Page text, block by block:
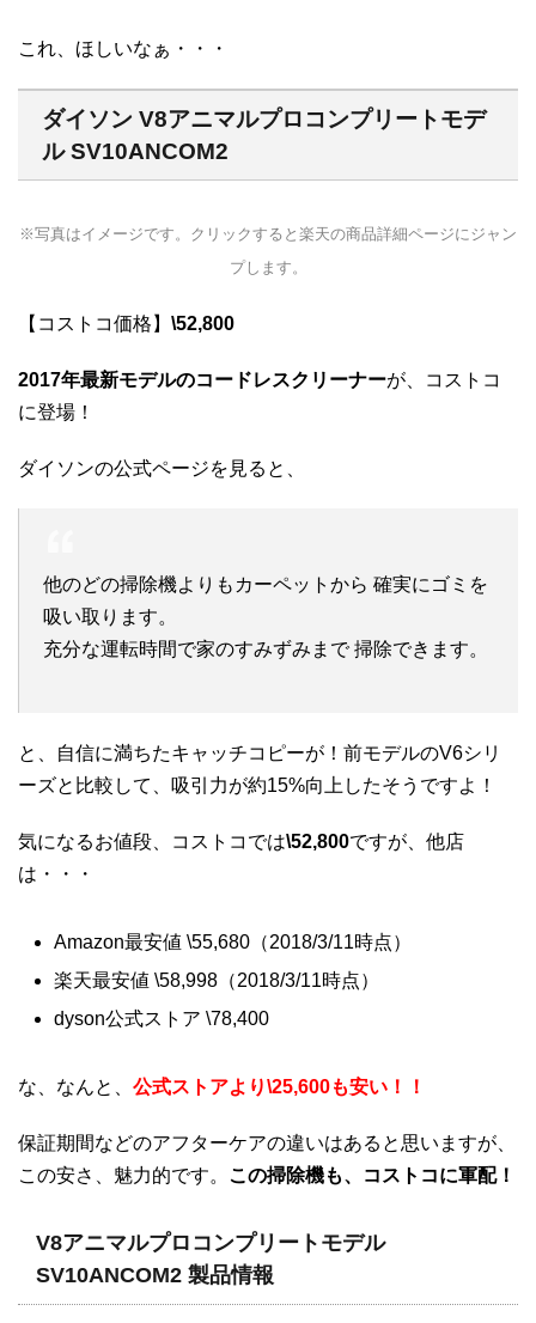
これ、ほしいなぁ・・・
ダイソン V8アニマルプロコンプリートモデ
ル SV10ANCOM2
※写真はイメージです。クリックすると楽天の商品詳細ページにジャン
プします。
【コストコ価格】 \52,800
2017年最新モデルのコードレスクリーナーが、コストコ
に登場！
ダイソンの公式ページを見ると、
他のどの掃除機よりもカーペットから 確実にゴミを
吸い取ります。
充分な運転時間で家のすみずみまで 掃除できます。
と、自信に満ちたキャッチコピーが！前モデルのV6シリ
ーズと比較して、吸引力が約15%向上したそうですよ！
気になるお値段、コストコでは\52,800ですが、他店
は・・・
Amazon最安値 \55,680（2018/3/11時点）
楽天最安値 \58,998（2018/3/11時点）
dyson公式ストア \78,400
な、なんと、 公式ストアより\25,600も安い！！
保証期間などのアフターケアの違いはあると思いますが、
この安さ、魅力的です。 この掃除機も、コストコに軍配！
V8アニマルプロコンプリートモデル
SV10ANCOM2 製品情報